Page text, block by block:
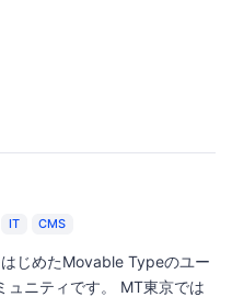
IT CMS
じめたMovable Typeのユー
ュニティです。 MT東京では